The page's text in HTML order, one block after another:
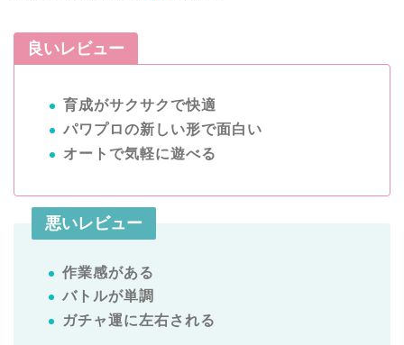
良いレビュー
育成がサクサクで快適
パワプロの新しい形で面白い
オートで気軽に遊べる
悪いレビュー
作業感がある
バトルが単調
ガチャ運に左右される